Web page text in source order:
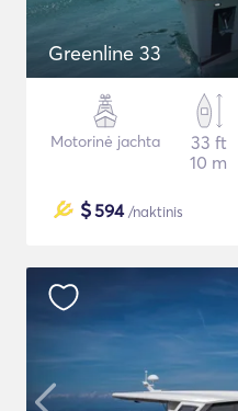
Greenline 33
Motorinė jachta
33 ft
10 m
$594/naktinis